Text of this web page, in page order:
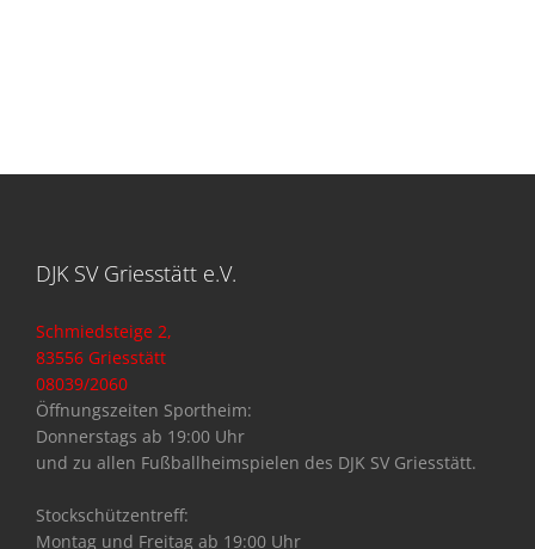
DJK SV Griesstätt e.V.
Schmiedsteige 2,
83556 Griesstätt
08039/2060
Öffnungszeiten Sportheim:
Donnerstags ab 19:00 Uhr
und zu allen Fußballheimspielen des DJK SV Griesstätt.
Stockschützentreff:
Montag und Freitag ab 19:00 Uhr